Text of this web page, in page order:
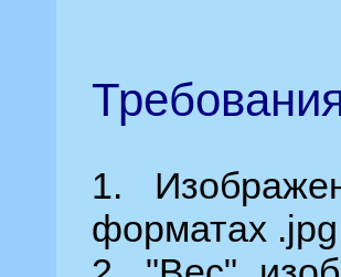
1.
форматах